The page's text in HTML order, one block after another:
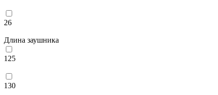
26
Длина заушника
125
130